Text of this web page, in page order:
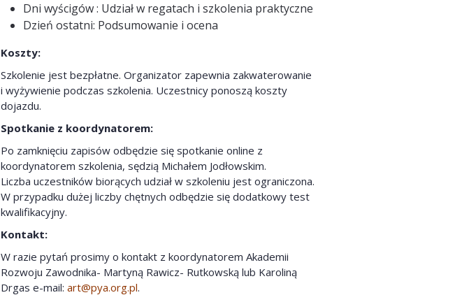
Dni wyścigów : Udział w regatach i szkolenia praktyczne
Dzień ostatni: Podsumowanie i ocena
Koszty:
Szkolenie jest bezpłatne. Organizator zapewnia zakwaterowanie
i wyżywienie podczas szkolenia. Uczestnicy ponoszą koszty
dojazdu.
Spotkanie z koordynatorem:
Po zamknięciu zapisów odbędzie się spotkanie online z
koordynatorem szkolenia, sędzią Michałem Jodłowskim.
Liczba uczestników biorących udział w szkoleniu jest ograniczona.
W przypadku dużej liczby chętnych odbędzie się dodatkowy test
kwalifikacyjny.
Kontakt:
W razie pytań prosimy o kontakt z koordynatorem Akademii
Rozwoju Zawodnika- Martyną Rawicz- Rutkowską lub Karoliną
Drgas e-mail: art@pya.org.pl.